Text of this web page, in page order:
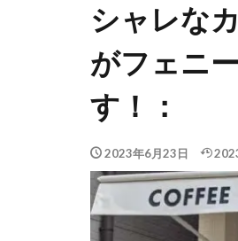
シャレな
がフェニ
す！：
2023年6月23日